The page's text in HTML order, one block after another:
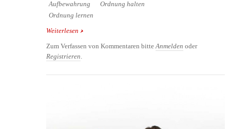
Aufbewahrung
Ordnung halten
Ordnung lernen
Weiterlesen über Ordnung im Kinderzimmer - Drei Ideen zum
Zum Verfassen von Kommentaren bitteAnmelden oder
Registrieren.